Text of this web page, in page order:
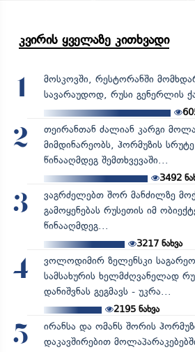
კვირის ყველაზე კითხვადი
1
მოსკოვში, რესტორანში
სავარაუდოდ, რუსი გენერლის
2
თეირანთან ძალიან კარგი
მიმდინარეობს, ჰორმუზის
წინააღმდეგ შემთხვევაში...
3492
3
ვაგრძელებთ შორ მანძილზე
გამოყენებას რუსეთის იმ
წინააღმდეგ...
3217ნახვა
4
ვოლოდიმირ ზელენსკი
სამსახურის ხელმძღვანელად
დანიშვნას გეგმავს - უკრა...
2195ნახვა
5
ირანსა და ომანს შორის
დაკავშირებით